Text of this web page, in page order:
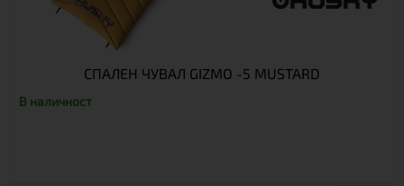
СПАЛЕН ЧУВАЛ GIZMO -5 MUSTARD
В наличност